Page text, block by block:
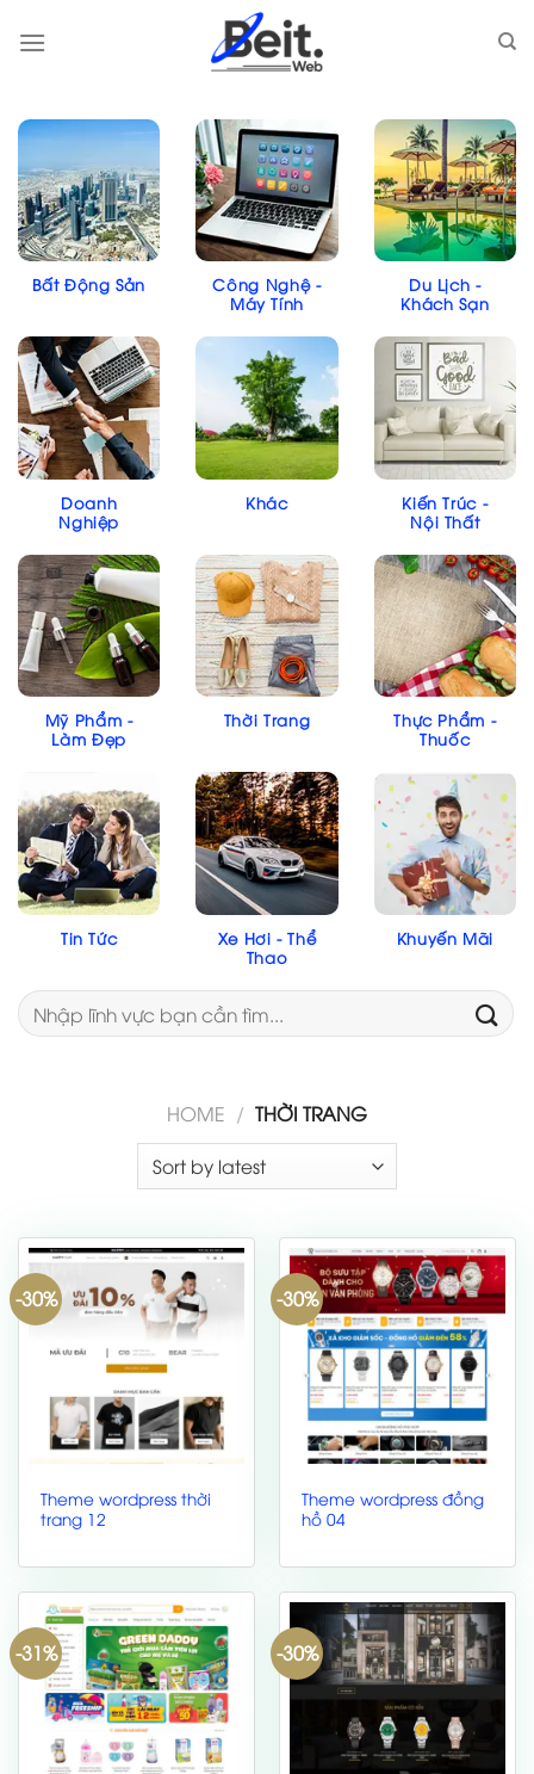
Bất Động Sản
Công Nghệ -
Máy Tính
Du Lịch -
Khách Sạn
Doanh
Nghiệp
Khác
Kiến Trúc -
Nội Thất
Mỹ Phẩm -
Làm Đẹp
Thời Trang
Thực Phẩm -
Thuốc
Tin Tức
Xe Hơi - Thể
Thao
Khuyến Mãi
Search
for:
HOME / THỜI TRANG
-30%
Theme wordpress thời
trang 12
-30%
Theme wordpress đồng
hồ 04
-31% -30%